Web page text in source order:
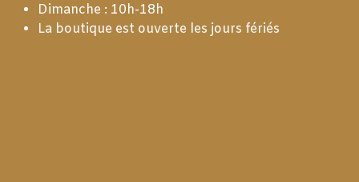
Dimanche : 10h-18h
La boutique est ouverte les jours fériés